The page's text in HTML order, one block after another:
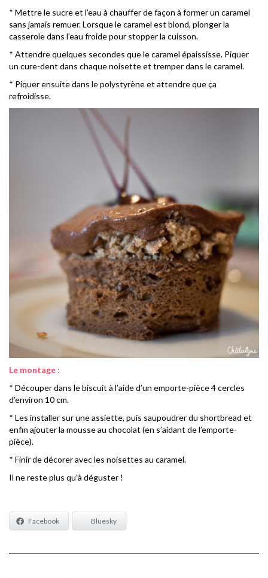
* Mettre le sucre et l’eau à chauffer de façon à former un caramel
sans jamais remuer. Lorsque le caramel est blond, plonger la
casserole dans l’eau froide pour stopper la cuisson.
* Attendre quelques secondes que le caramel épaississe. Piquer
un cure-dent dans chaque noisette et tremper dans le caramel.
* Piquer ensuite dans le polystyrène et attendre que ça
refroidisse.
Le montage :
* Découper dans le biscuit à l’aide d’un emporte-pièce 4 cercles
d’environ 10 cm.
* Les installer sur une assiette, puis saupoudrer du shortbread et
enfin ajouter la mousse au chocolat (en s’aidant de l’emporte-
pièce).
* Finir de décorer avec les noisettes au caramel.
Il ne reste plus qu’à déguster !
Facebook Bluesky